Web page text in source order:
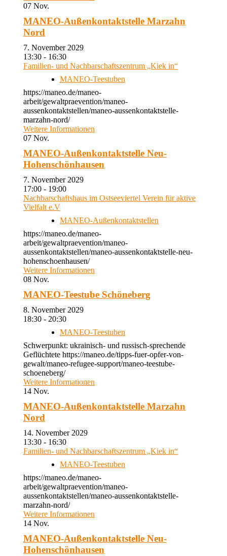
07 Nov.
MANEO-Außenkontaktstelle Marzahn
Nord
7. November 2029
13:30 - 16:30
Familien- und Nachbarschaftszentrum „Kiek in“
MANEO-Teestuben
https://maneo.de/maneo-
arbeit/gewaltpraevention/maneo-
aussenkontaktstellen/maneo-aussenkontaktstelle-
marzahn-nord/
Weitere Informationen
07 Nov.
MANEO-Außenkontaktstelle Neu-
Hohenschönhausen
7. November 2029
17:00 - 19:00
Nachbarschaftshaus im Ostseeviertel Verein für aktive
Vielfalt e.V
MANEO-Außenkontaktstellen
https://maneo.de/maneo-
arbeit/gewaltpraevention/maneo-
aussenkontaktstellen/maneo-aussenkontaktstelle-neu-
hohenschoenhausen/
Weitere Informationen
08 Nov.
MANEO-Teestube Schöneberg
8. November 2029
18:30 - 20:30
MANEO-Teestuben
Schwerpunkt: ukrainisch- und russisch-sprechende
Geflüchtete https://maneo.de/tipps-fuer-opfer-von-
gewalt/maneo-refugee-support/maneo-teestube-
schoeneberg/
Weitere Informationen
14 Nov.
MANEO-Außenkontaktstelle Marzahn
Nord
14. November 2029
13:30 - 16:30
Familien- und Nachbarschaftszentrum „Kiek in“
MANEO-Teestuben
https://maneo.de/maneo-
arbeit/gewaltpraevention/maneo-
aussenkontaktstellen/maneo-aussenkontaktstelle-
marzahn-nord/
Weitere Informationen
14 Nov.
MANEO-Außenkontaktstelle Neu-
Hohenschönhausen